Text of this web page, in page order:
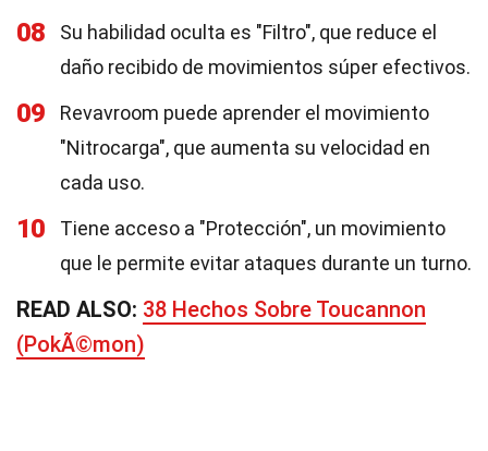
08
Su habilidad oculta es "Filtro", que reduce el
daño recibido de movimientos súper efectivos.
09
Revavroom puede aprender el movimiento
"Nitrocarga", que aumenta su velocidad en
cada uso.
10
Tiene acceso a "Protección", un movimiento
que le permite evitar ataques durante un turno.
READ ALSO: 38 Hechos Sobre Toucannon
(PokÃ©mon)